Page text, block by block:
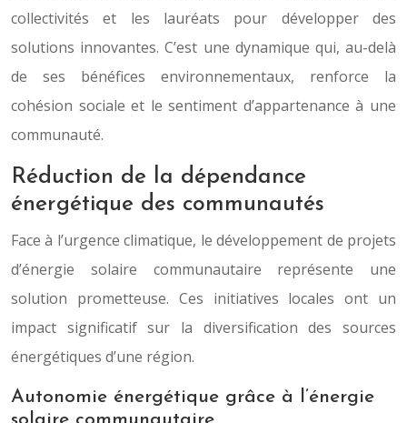
collectivités et les lauréats pour développer des
solutions innovantes. C’est une dynamique qui, au-delà
de ses bénéfices environnementaux, renforce la
cohésion sociale et le sentiment d’appartenance à une
communauté.
Réduction de la dépendance
énergétique des communautés
Face à l’urgence climatique, le développement de projets
d’énergie solaire communautaire représente une
solution prometteuse. Ces initiatives locales ont un
impact significatif sur la diversification des sources
énergétiques d’une région.
Autonomie énergétique grâce à l’énergie